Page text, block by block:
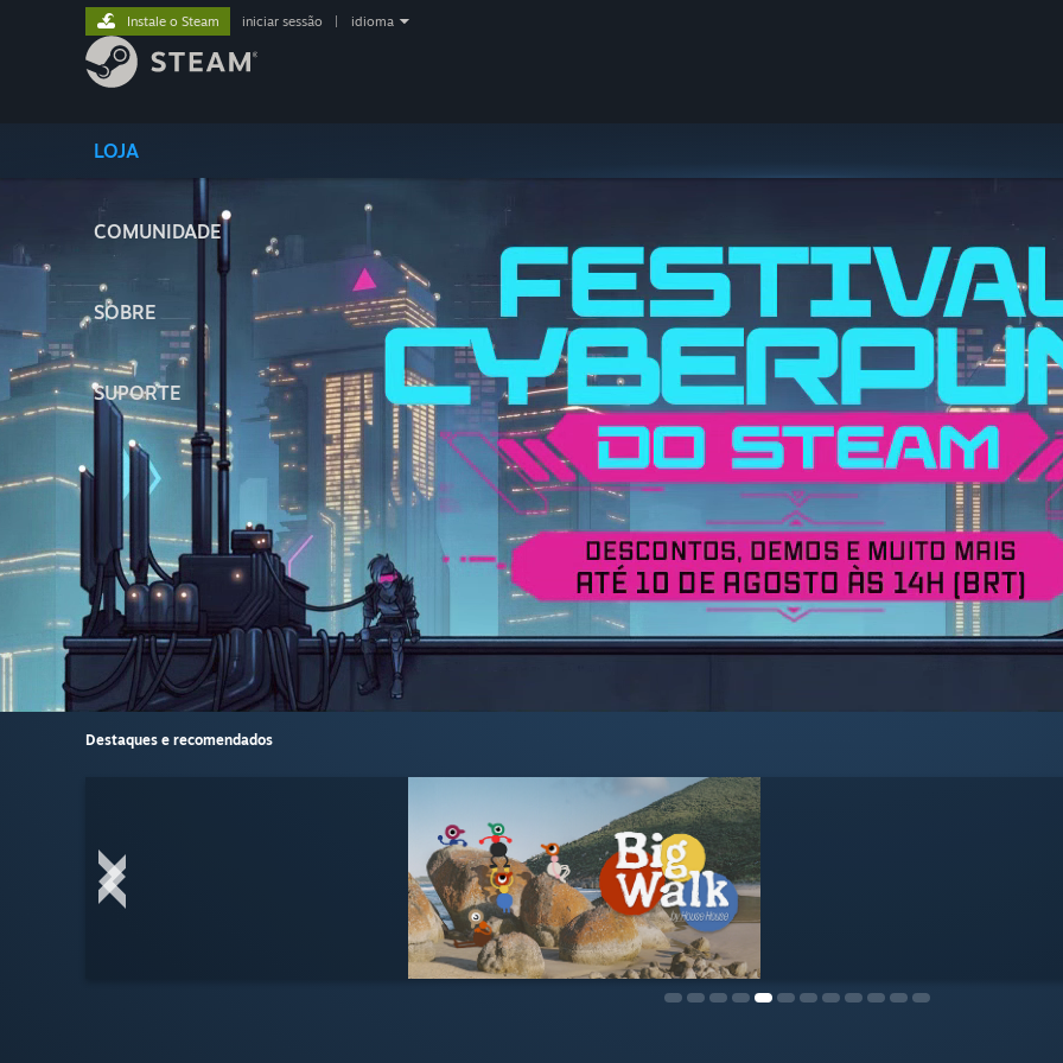
LOJA
COMUNIDADE
SOBRE
SUPORTE
Instale o Steam iniciar sessão idioma
Destaques e recomendados